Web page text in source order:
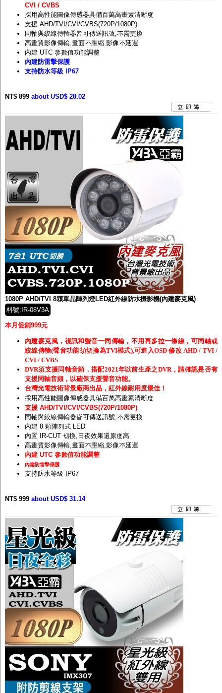
CVI / CVBS
採用高性能圖像傳感器具備百萬高畫素清晰度
支援 AHD/TVI/CVI/CVBS(720P/1080P)
同軸與絞線傳輸器皆可傳送訊號,不需更換
高畫質影像傳輸,畫面不壓縮,影像不延遲
內建 UTC 參數值功能調整
內建防雷擊保護
支持防水等級 IP67
NT$ 899 about USD$ 28.02
1080P AHD/TVI 8顆單晶陣列燈LED紅外線防水攝影機(內建麥克風)
料號:IR-08V3A
本月促銷999元
內建麥克風，視訊和聲音一同傳輸，不用再多拉一條線，可同軸或
絞線傳輸(聲音功能須切換為TVI模式),可進入OSD 修改 AHD / TVI /
CVI / CVBS
DVR須支援同軸音頻，搭配2021年以前生產之DVR，請確認是否有
支援同軸音頻，以確保支援聲音功能。
台灣光電技術背景廠商出品，紅外線耐用度最佳！
採用高性能圖像傳感器具備百萬高畫素清晰度
支援 AHD/TVI/CVI/CVBS(720P/1080P)
同軸與絞線傳輸器皆可傳送訊號,不需更換
內建 8 顆陣列式 LED
內置 IR-CUT 切換,日夜效果還原度高
高畫質影像傳輸,畫面不壓縮,影像不延遲
內建 UTC 參數值功能調整
內建防雷擊保護
支持防水等級 IP67
NT$ 999 about USD$ 31.14